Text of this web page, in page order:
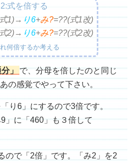
式を倍する
1)→ り6+み?=
2)→ り6+み?=
??(式1改)
??(式2改)
何倍するか考える
」
で、分母を倍したのと同じ
の感覚でやって下さい。
り6」にするので3倍です。
」に「460」も３倍して
ので「2倍」です。「み2」を2